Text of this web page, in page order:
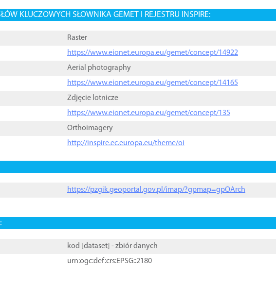
KLUCZOWYCH SŁOWNIKA GEMET I REJESTRU INSPIRE:
Raster
https://www.eionet.europa.eu/gemet/concept/14922
Aerial photography
https://www.eionet.europa.eu/gemet/concept/14165
Zdjęcie lotnicze
https://www.eionet.europa.eu/gemet/concept/135
Orthoimagery
http://inspire.ec.europa.eu/theme/oi
https://pzgik.geoportal.gov.pl/imap/?gpmap=gpOArch
kod [ dataset ] - zbiór danych
urn:ogc:def:crs:EPSG::2180